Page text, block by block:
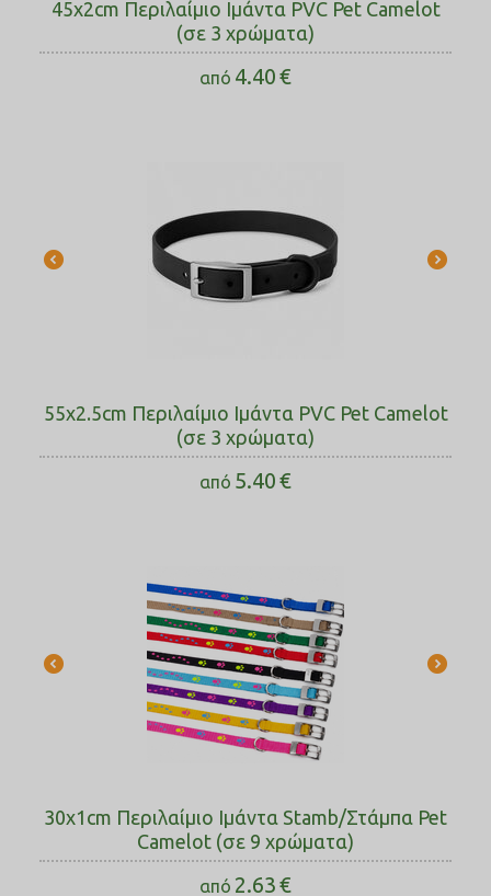
45x2cm Περιλαίμιο Ιμάντα PVC Pet Camelot
(σε 3 χρώματα)
από 4.40€
55x2.5cm Περιλαίμιο Ιμάντα PVC Pet Camelot
(σε 3 χρώματα)
από 5.40€
30x1cm Περιλαίμιο Ιμάντα Stamb/Στάμπα Pet
Camelot (σε 9 χρώματα)
από 2.63€